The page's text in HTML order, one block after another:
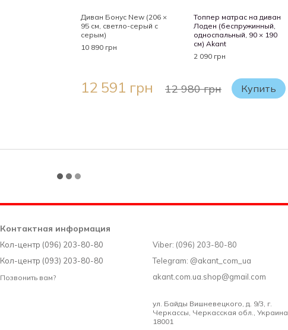
Диван Бонус New (206 ×
95 см, светло-серый с
серым)
10 890 грн
Топпер матрас на диван
Лоден (беспружинный,
односпальный, 90 × 190
см) Akant
2 090 грн
12 591 грн 12 980 грн Купить
Контактная информация
Кол-центр (096) 203-80-80
Кол-центр (093) 203-80-80
Позвонить вам?
Viber: (096) 203-80-80
Telegram: @akant_com_ua
akant.com.ua.shop@gmail.com
ул. Байды Вишневецкого, д. 9/3, г.
Черкассы, Черкасская обл., Украина
18001